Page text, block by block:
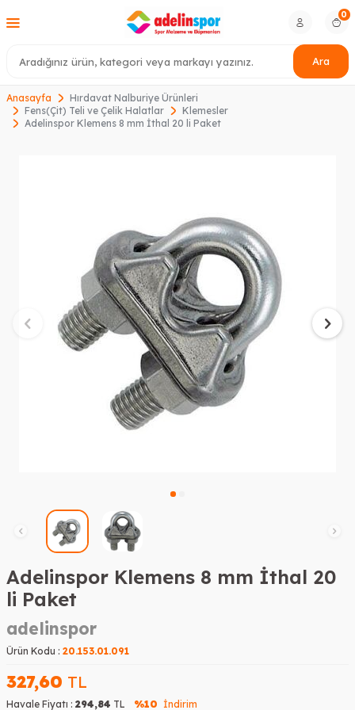
Ara
0
Anasayfa
Hırdavat Nalburiye Ürünleri
Fens(Çit) Teli ve Çelik Halatlar
Klemesler
Adelinspor Klemens 8 mm İthal 20 li Paket
Adelinspor Klemens 8 mm İthal 20
li Paket
adelinspor
Ürün Kodu : 20.153.01.091
327,60 TL
Havale Fiyatı : 294,84 TL %10 İndirim